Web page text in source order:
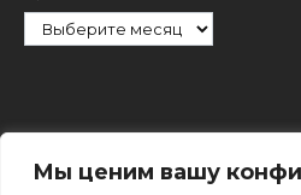
Мы ценим вашу